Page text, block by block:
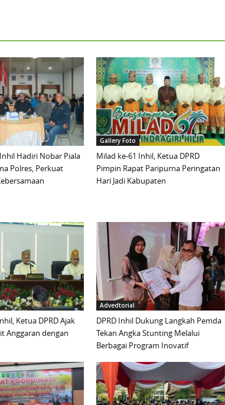
Hadiri Nobar Piala
Polres, Perkuat
Gallery Foto
Milad ke-61 Inhil, Ketua DPRD
Pimpin Rapat Paripurna Peringatan
Hari Jadi Kabupaten
Ketua DPRD Ajak
Anggaran dengan
Advedtorial
DPRD Inhil Dukung Langkah Pemda
Tekan Angka Stunting Melalui
Berbagai Program Inovatif